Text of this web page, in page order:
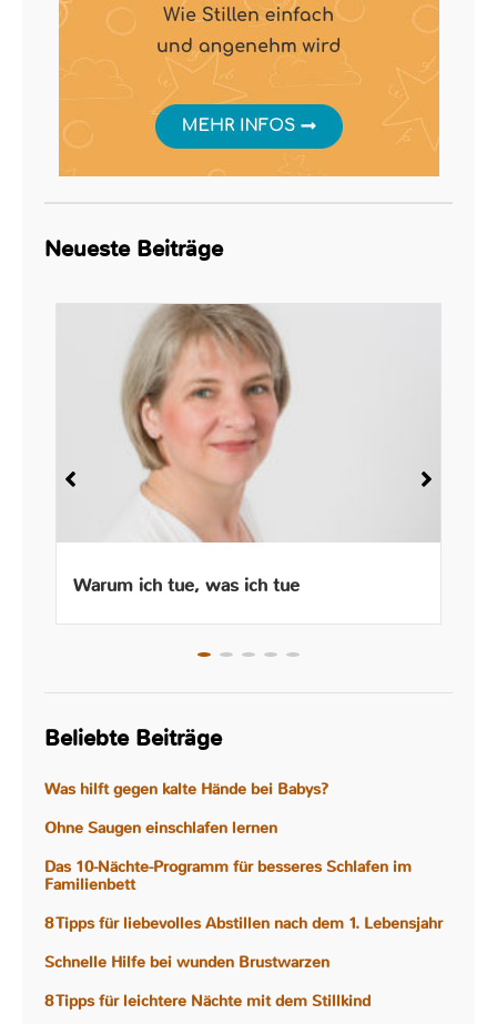
Neueste Beiträge
Warum ich tue, was ich tue
Beliebte Beiträge
Was hilft gegen kalte Hände bei Babys?
Ohne Saugen einschlafen lernen
Das 10-Nächte-Programm für besseres Schlafen im
Familienbett
8 Tipps für liebevolles Abstillen nach dem 1. Lebensjahr
Schnelle Hilfe bei wunden Brustwarzen
8 Tipps für leichtere Nächte mit dem Stillkind